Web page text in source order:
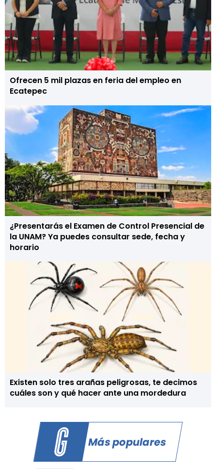
Ofrecen 5 mil plazas en feria del empleo en
Ecatepec
¿Presentarás el Examen de Control Presencial de
la UNAM? Ya puedes consultar sede, fecha y
horario
Existen solo tres arañas peligrosas, te decimos
cuáles son y qué hacer ante una mordedura
Más populares